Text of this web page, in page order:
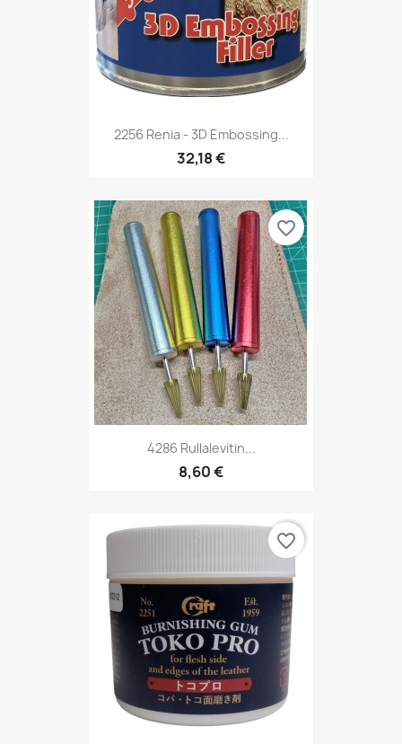
2256 Renia - 3D Embossing...
32,18 €
4286 Rullalevitin...
8,60 €
favorite_border
favorite_border